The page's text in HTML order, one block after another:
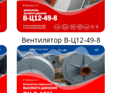
Вентилятор В-Ц12-49-8